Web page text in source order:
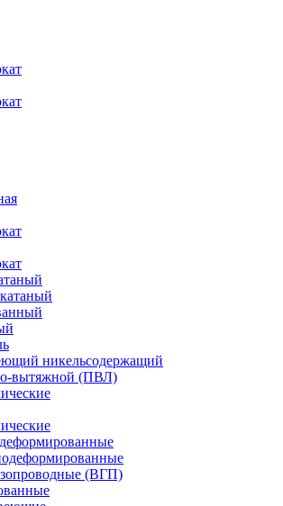
никельсодержащий
вытяжной (ПВЛ)
(ВГП)